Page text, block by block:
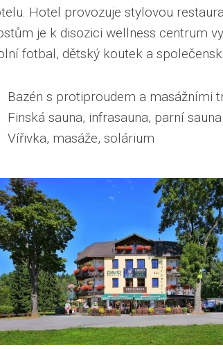
Hotel provozuje stylovou
je k disozici wellness centrum
fotbal, dětský koutek a
Bazén s protiproudem a masážními
Finská sauna, infrasauna, parní sauna
Vířivka, masáže, solárium